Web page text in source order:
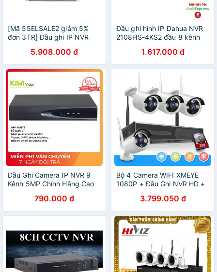
[Mã 55ELSALE2 giảm 5%
đơn 3TR] Đầu ghi IP NVR
5.908.000 đ
Đầu ghi hình IP Dahua NVR
2108HS-4KS2 đầu 8 kênh
1.617.000 đ
Đầu Ghi Camera IP NVR 9
Kênh 5MP Chính Hãng Cao
790.000 đ
Bộ 4 Camera WIFI XMEYE
1080P + Đầu Ghi NVR HD +
3.799.050 đ